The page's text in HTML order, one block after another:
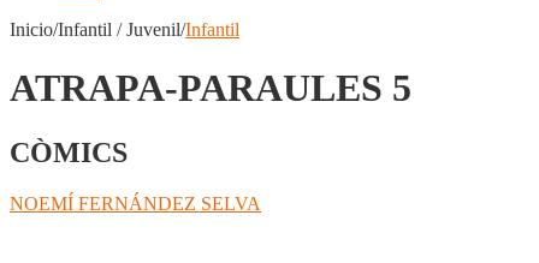
Inicio/Infantil / Juvenil/Infantil
ATRAPA-PARAULES 5
CÒMICS
NOEMÍ FERNÁNDEZ SELVA